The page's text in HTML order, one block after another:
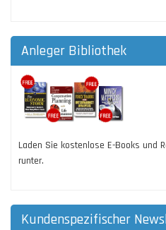
Anleger Bibliothek
Laden Sie kostenlose E-Books und
runter.
Kundenspezifischer